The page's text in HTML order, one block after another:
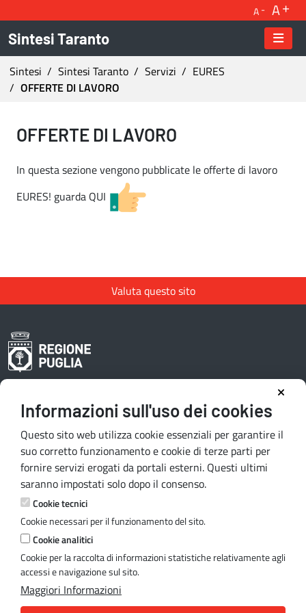
Informazioni sull'uso dei cookies
Questo sito web utilizza cookie essenziali per garantire il
suo corretto funzionamento e cookie di terze parti per
fornire servizi erogati da portali esterni. Questi ultimi
saranno impostati solo dopo il consenso.
Cookie tecnici
Cookie necessari per il funzionamento del sito.
Cookie analitici
Cookie per la raccolta di informazioni statistiche relativamente agli
accessi e navigazione sul sito.
Maggiori Informazioni
A A
Sintesi Taranto
Ti trovi in:
Sintesi Sintesi Taranto Servizi
EURES
OFFERTE DI LAVORO
OFFERTE DI LAVORO - Sintesi Taranto
OFFERTE DI LAVORO
In questa sezione vengono pubblicate le offerte di lavoro
EURES! guarda QUI
Valuta questo sito
Area riservata redattori
Contatti e indirizzi
Lungomare N. Sauro, 33 - 70121 Bari
Via G. Gentile, 52 - 70126 Bari
Mail:quiregione@regione.puglia.it
PEC:serviziourp.regione@pec.rupar.puglia.it